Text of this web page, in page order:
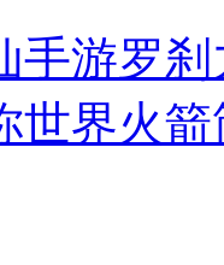
手游罗
世界火